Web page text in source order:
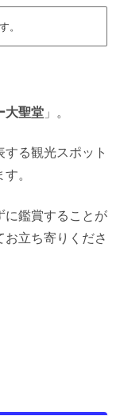
。
大聖堂 」。
る観光スポット
。
に鑑賞することが
立ち寄りくださ